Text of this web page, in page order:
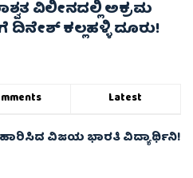
ವಿಲೀನದಲ್ಲಿ ಅಕ್ರಮ
ಕಲ್ಲಹಳ್ಳಿ ದೂರು!
Latest
ವಿಜಯ ಭಾರತಿ ವಿದ್ಯಾರ್ಥಿನಿ!